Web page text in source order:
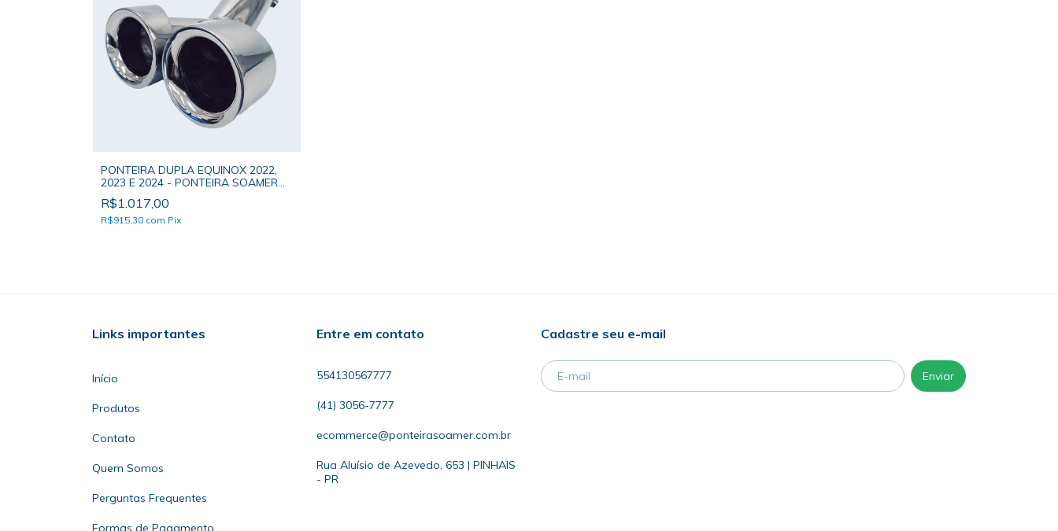
PONTEIRA DUPLA EQUINOX 2022,
2023 E 2024 - PONTEIRA SOAMER
BOCAL DUPLO
R$1.017,00
R$915,30 com Pix
Links importantes
Início
Produtos
Contato
Quem Somos
Perguntas Frequentes
Formas de Pagamento
Entre em contato
554130567777
(41) 3056-7777
ecommerce@ponteirasoamer.com.br
Rua Aluísio de Azevedo, 653 | PINHAIS
- PR
Cadastre seu e-mail